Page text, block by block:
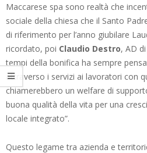
Maccarese spa sono realtà che
sociale della chiesa che il Santo
di riferimento per l’anno giubilare
ricordato, poi Claudio Destro, AD
tempi della bonifica ha sempre
attraverso i servizi ai lavoratori con
chiamerebbero un welfare di
buona qualità della vita per una
locale integrato”.
Questo legame tra azienda e